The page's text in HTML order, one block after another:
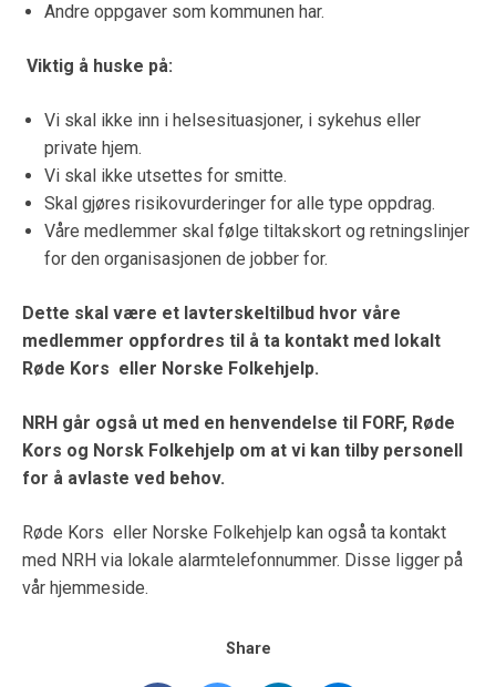
Andre oppgaver som kommunen har.
Viktig å huske på:
Vi skal ikke inn i helsesituasjoner, i sykehus eller
private hjem.
Vi skal ikke utsettes for smitte.
Skal gjøres risikovurderinger for alle type oppdrag.
Våre medlemmer skal følge tiltakskort og retningslinjer
for den organisasjonen de jobber for.
Dette skal være et lavterskeltilbud hvor våre
medlemmer oppfordres til å ta kontakt med lokalt
Røde Kors eller Norske Folkehjelp.
NRH går også ut med en henvendelse til FORF, Røde
Kors og Norsk Folkehjelp om at vi kan tilby personell
for å avlaste ved behov.
Røde Kors eller Norske Folkehjelp kan også ta kontakt
med NRH via lokale alarmtelefonnummer. Disse ligger på
vår hjemmeside.
Share